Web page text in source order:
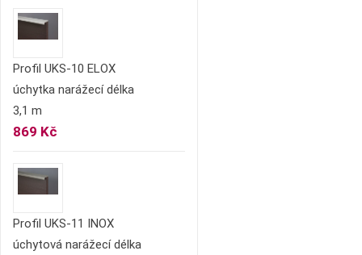
Profil UKS-10 ELOX
úchytka narážecí délka
3,1 m
869 Kč
Profil UKS-11 INOX
úchytová narážecí délka